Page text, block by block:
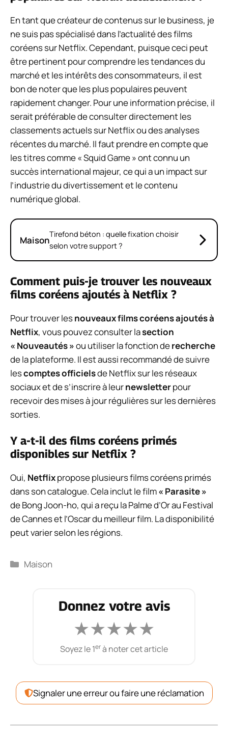
En tant que créateur de contenus sur le business, je
ne suis pas spécialisé dans l’actualité des films
coréens sur Netflix. Cependant, puisque ceci peut
être pertinent pour comprendre les tendances du
marché et les intérêts des consommateurs, il est
bon de noter que les plus populaires peuvent
rapidement changer. Pour une information précise, il
serait préférable de consulter directement les
classements actuels sur Netflix ou des analyses
récentes du marché. Il faut prendre en compte que
les titres comme « Squid Game » ont connu un
succès international majeur, ce qui a un impact sur
l’industrie du divertissement et le contenu
numérique global.
MaisonTirefond béton : quelle fixation choisir
selon votre support ?
Comment puis-je trouver les nouveaux
films coréens ajoutés à Netflix ?
Pour trouver lesnouveaux films coréens ajoutés à
Netflix, vous pouvez consulter lasection
« Nouveautés »ou utiliser la fonction derecherche
de la plateforme. Il est aussi recommandé de suivre
lescomptes officielsde Netflix sur les réseaux
sociaux et de s’inscrire à leurnewsletterpour
recevoir des mises à jour régulières sur les dernières
sorties.
Y a-t-il des films coréens primés
disponibles sur Netflix ?
Oui, Netflixpropose plusieurs films coréens primés
dans son catalogue. Cela inclut le film« Parasite »
de Bong Joon-ho, qui a reçu la Palme d’Or au Festival
de Cannes et l’Oscar du meilleur film. La disponibilité
peut varier selon les régions.
Catégories
Maison
Donnez votre avis
★★★★★
Soyez le 1erà noter cet article
Signaler une erreur ou faire une réclamation